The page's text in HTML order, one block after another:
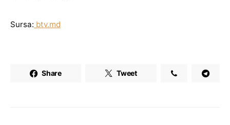
Sursa: btv.md
Share Tweet